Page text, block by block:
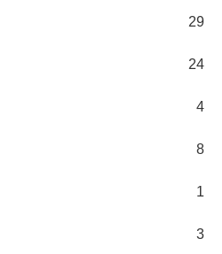
29
24
4
8
1
3